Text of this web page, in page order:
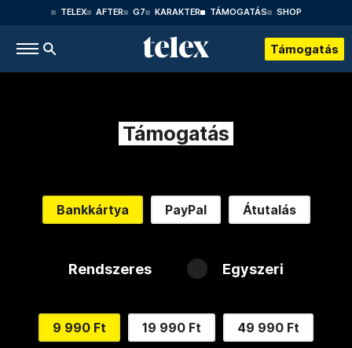
TELEX AFTER G7 KARAKTER TÁMOGATÁS SHOP
Támogatás
Támogatás
Bankkártya PayPal Átutalás
Rendszeres Egyszeri
9 990 Ft 19 990 Ft 49 990 Ft